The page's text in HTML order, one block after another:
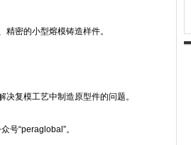
密的小型熔模铸造样件。
复模工艺中制造原型件的问题。
“peraglobal”。